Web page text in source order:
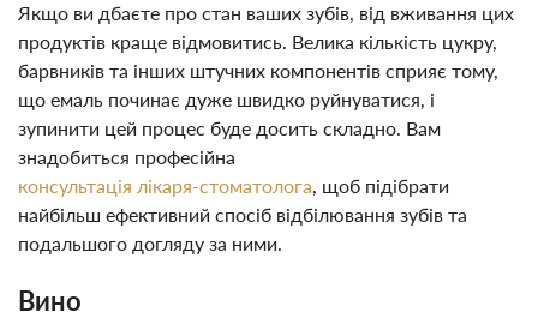
Якщо ви дбаєте про стан ваших зубів, від вживання цих
продуктів краще відмовитись. Велика кількість цукру,
барвників та інших штучних компонентів сприяє тому,
що емаль починає дуже швидко руйнуватися, і
зупинити цей процес буде досить складно. Вам
знадобиться професійна
консультація лікаря-стоматолога, щоб підібрати
найбільш ефективний спосіб відбілювання зубів та
подальшого догляду за ними.
Вино